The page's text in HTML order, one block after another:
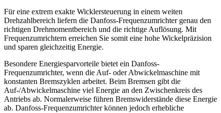
Für eine extrem exakte Wicklersteuerung in einem weiten
Drehzahlbereich liefern die Danfoss-Frequenzumrichter genau den
richtigen Drehmomentbereich und die richtige Auflösung. Mit
Frequenzumrichtern erreichen Sie somit eine hohe Wickelpräzision
und sparen gleichzeitig Energie.
Besondere Energiesparvorteile bietet ein Danfoss-
Frequenzumrichter, wenn die Auf- oder Abwickelmaschine mit
konstanten Bremszyklen arbeitet. Beim Bremsen gibt die
Auf-/Abwickelmaschine viel Energie an den Zwischenkreis des
Antriebs ab. Normalerweise führen Bremswiderstände diese Energie
ab. Danfoss-Frequenzumrichter können jedoch erhebliche